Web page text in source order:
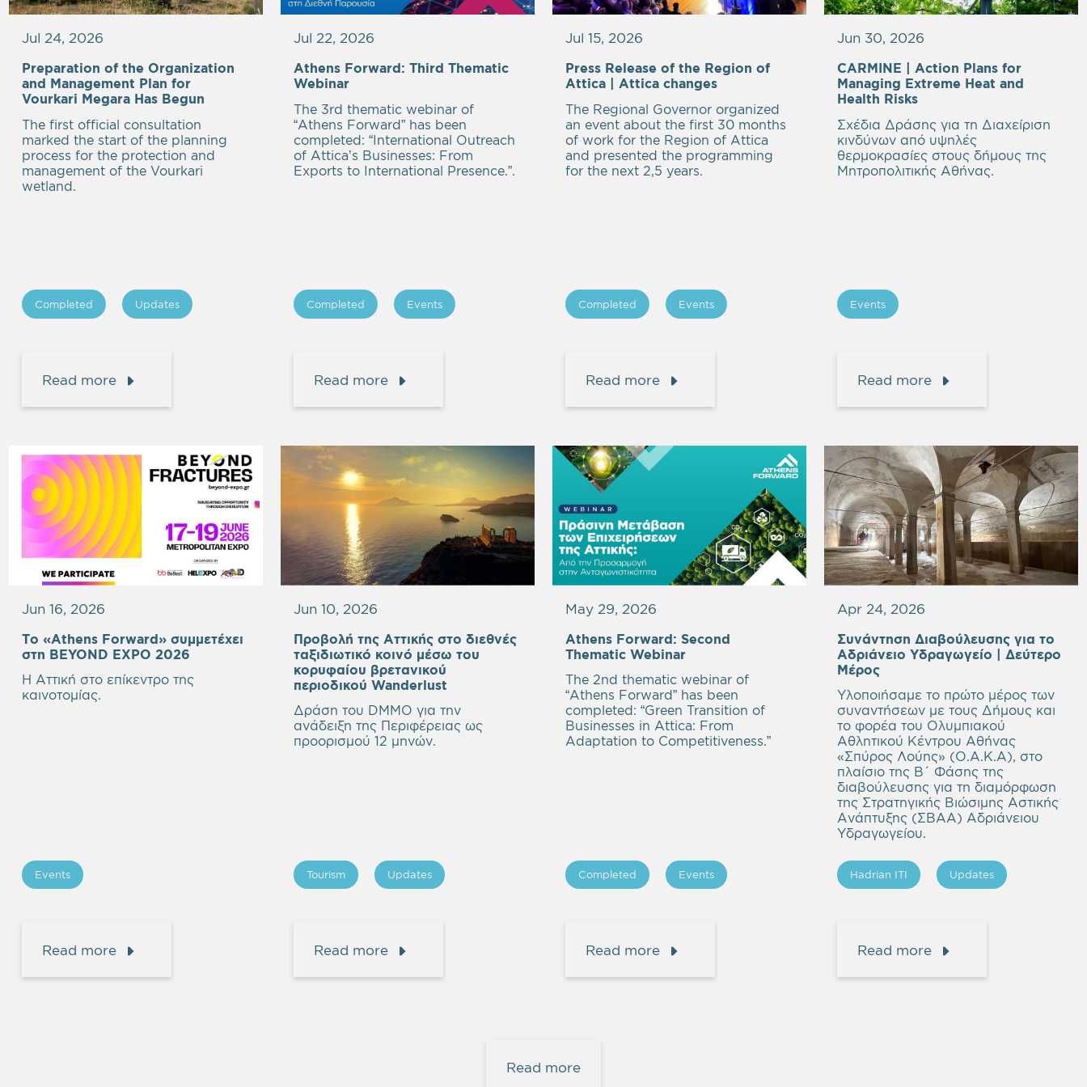
Jul 24, 2026
Preparation of the Organization
and Management Plan for
Vourkari Megara Has Begun
The first official consultation
marked the start of the planning
process for the protection and
management of the Vourkari
wetland.
Completed Updates
Read more
Jul 22, 2026
Athens Forward: Third Thematic
Webinar
The 3rd thematic webinar of
“Athens Forward” has been
completed: “International Outreach
of Attica’s Businesses: From
Exports to International Presence.”.
Completed Events
Read more
Jul 15, 2026
Press Release of the Region of
Attica | Attica changes
The Regional Governor organized
an event about the first 30 months
of work for the Region of Attica
and presented the programming
for the next 2,5 years.
Completed Events
Read more
Jun 30, 2026
CARMINE | Action Plans for
Managing Extreme Heat and
Health Risks
Σχέδια Δράσης για τη Διαχείριση
κινδύνων από υψηλές
θερμοκρασίες στους δήμους της
Μητροπολιτικής Αθήνας.
Events
Read more
Jun 16, 2026
Το «Athens Forward» συμμετέχει
στη BEYOND EXPO 2026
Η Αττική στο επίκεντρο της
καινοτομίας.
Events
Read more
Jun 10, 2026
Προβολή της Αττικής στο διεθνές
ταξιδιωτικό κοινό μέσω του
κορυφαίου βρετανικού
περιοδικού Wanderlust
Δράση του DMMO για την
ανάδειξη της Περιφέρειας ως
προορισμού 12 μηνών.
Tourism Updates
Read more
May 29, 2026
Athens Forward: Second
Thematic Webinar
The 2nd thematic webinar of
“Athens Forward” has been
completed: “Green Transition of
Businesses in Attica: From
Adaptation to Competitiveness.”
Completed Events
Read more
Apr 24, 2026
Συνάντηση Διαβούλευσης για το
Αδριάνειο Υδραγωγείο | Δεύτερο
Μέρος
Υλοποιήσαμε το πρώτο μέρος των
συναντήσεων με τους Δήμους και
το φορέα του Ολυμπιακού
Αθλητικού Κέντρου Αθήνας
«Σπύρος Λούης» (Ο.Α.Κ.Α), στο
πλαίσιο της Β΄ Φάσης της
διαβούλευσης για τη διαμόρφωση
της Στρατηγικής Βιώσιμης Αστικής
Ανάπτυξης (ΣΒΑΑ) Αδριάνειου
Υδραγωγείου.
Hadrian ITI Updates
Read more
Read more